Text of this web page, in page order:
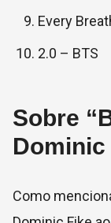
Every
2.0 – BTS
Sobre
Dominic
Como